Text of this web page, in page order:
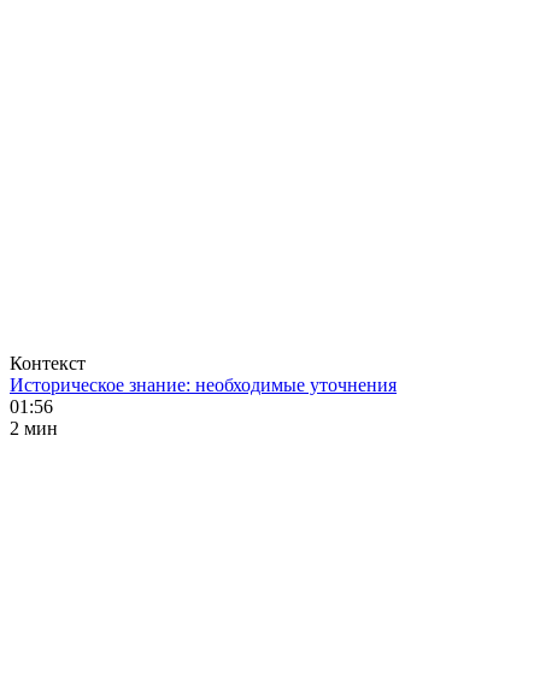
Контекст
Историческое знание: необходимые уточнения
01:56
2 мин